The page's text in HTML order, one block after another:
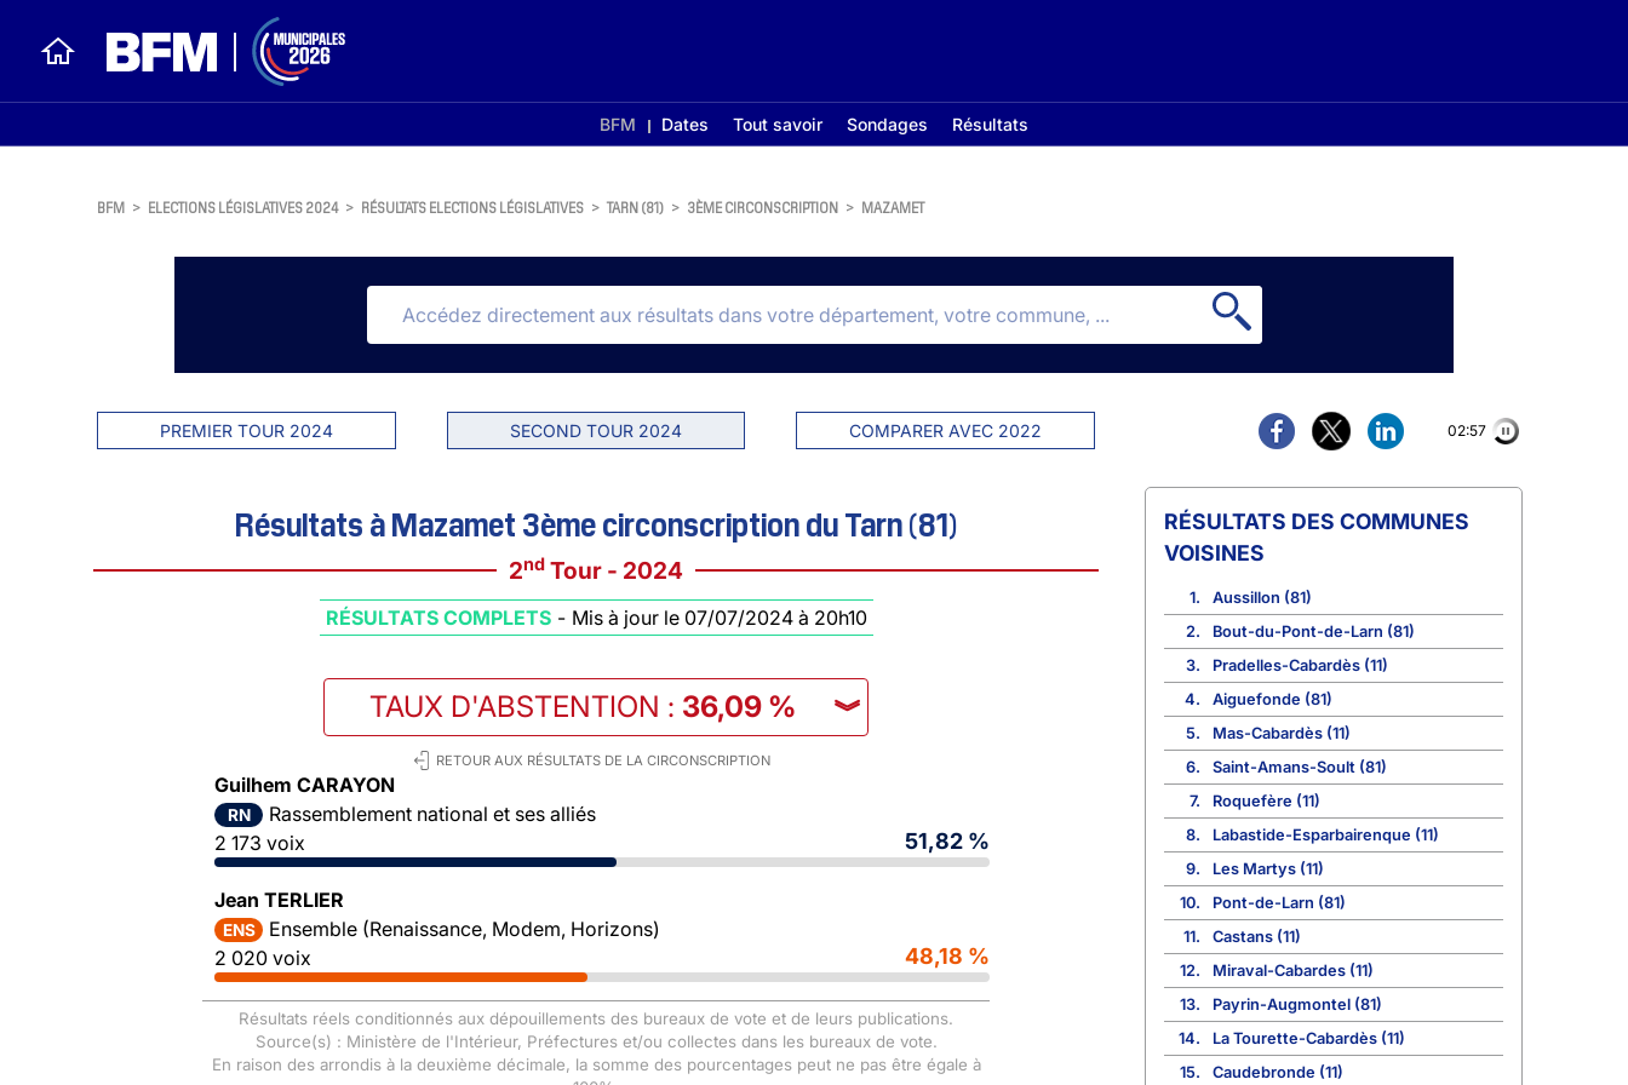
BFM Dates Tout savoir Sondages Résultats
BFM > ELECTIONS LÉGISLATIVES 2024 > RÉSULTATS ELECTIONS LÉGISLATIVES > TARN (81) > 3ÈME CIRCONSCRIPTION > MAZAMET
PREMIER TOUR 2024 SECOND TOUR 2024 COMPARER AVEC 2022 02:56
Résultats à Mazamet 3ème circonscription du Tarn (81)
2nd Tour - 2024
RÉSULTATS COMPLETS - Mis à jour le 07/07/2024 à 20h10
TAUX D'ABSTENTION : 36,09 % ︾
RETOUR AUX RÉSULTATS DE LA CIRCONSCRIPTION
Guilhem CARAYON
RN
Rassemblement national et ses alliés
2 173 voix
51,82 %
Jean TERLIER
ENS
Ensemble (Renaissance, Modem, Horizons)
2 020 voix
48,18 %
Résultats réels conditionnés aux dépouillements des bureaux de vote et de leurs publications.
Source(s) : Ministère de l'Intérieur, Préfectures et/ou collectes dans les bureaux de vote.
En raison des arrondis à la deuxième décimale, la somme des pourcentages peut ne pas être égale à
COMMUNES
VOISINES
1.
Aussillon (81)
2.
Bout-du-Pont-de-Larn (81)
3.
Pradelles-Cabardès (11)
4.
Aiguefonde (81)
5.
Mas-Cabardès (11)
6.
Saint-Amans-Soult (81)
7.
Roquefère (11)
8.
Labastide-Esparbairenque (11)
9.
Les Martys (11)
10.
Pont-de-Larn (81)
11.
Castans (11)
12.
Miraval-Cabardes (11)
13.
Payrin-Augmontel (81)
14.
La Tourette-Cabardès (11)
15.
Caudebronde (11)